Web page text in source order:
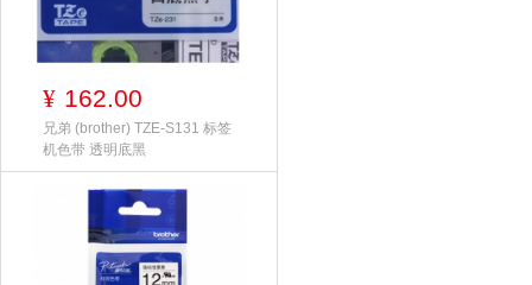
¥ 162.00
兄弟 (brother) TZE-S131 标签
机色带 透明底黑